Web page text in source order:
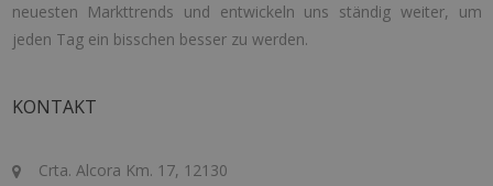
neuesten Markttrends und entwickeln uns ständig weiter, um
jeden Tag ein bisschen besser zu werden.
KONTAKT
Crta. Alcora Km. 17, 12130